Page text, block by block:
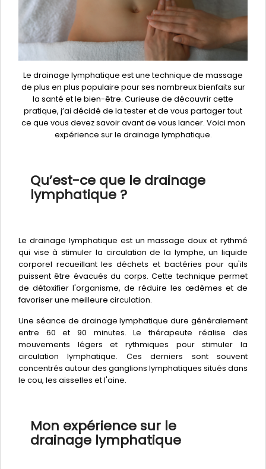
Le drainage lymphatique est une technique de massage
de plus en plus populaire pour ses nombreux bienfaits sur
la santé et le bien-être. Curieuse de découvrir cette
pratique, j’ai décidé de la tester et de vous partager tout
ce que vous devez savoir avant de vous lancer. Voici mon
expérience sur le drainage lymphatique.
Qu’est-ce que le drainage
lymphatique ?
Le drainage lymphatique est un massage doux et rythmé
qui vise à stimuler la circulation de la lymphe, un liquide
corporel recueillant les déchets et bactéries pour qu'ils
puissent être évacués du corps. Cette technique permet
de détoxifier l'organisme, de réduire les œdèmes et de
favoriser une meilleure circulation.
Une séance de drainage lymphatique dure généralement
entre 60 et 90 minutes. Le thérapeute réalise des
mouvements légers et rythmiques pour stimuler la
circulation lymphatique. Ces derniers sont souvent
concentrés autour des ganglions lymphatiques situés dans
le cou, les aisselles et l'aine.
Mon expérience sur le
drainage lymphatique